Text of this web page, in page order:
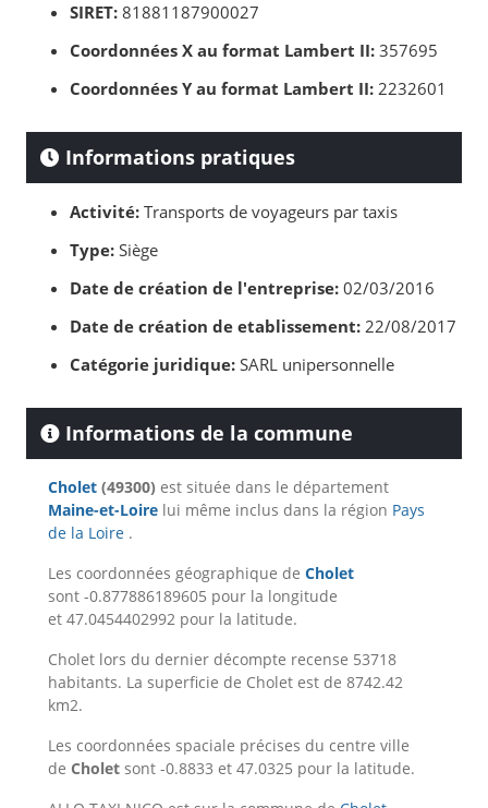
SIRET: 81881187900027
Coordonnées X au format Lambert II: 357695
Coordonnées Y au format Lambert II: 2232601
Informations pratiques
Activité: Transports de voyageurs par taxis
Type: Siège
Date de création de l'entreprise: 02/03/2016
Date de création de etablissement: 22/08/2017
Catégorie juridique: SARL unipersonnelle
Informations de la commune
Cholet (49300) est située dans le département
Maine-et-Loire lui même inclus dans la région Pays
de la Loire .
Les coordonnées géographique de Cholet
sont -0.877886189605 pour la longitude
et 47.0454402992 pour la latitude.
Cholet lors du dernier décompte recense 53718
habitants. La superficie de Cholet est de 8742.42
km2.
Les coordonnées spaciale précises du centre ville
de Cholet sont -0.8833 et 47.0325 pour la latitude.